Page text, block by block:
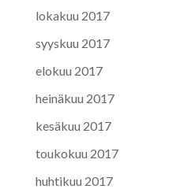
lokakuu 2017
syyskuu 2017
elokuu 2017
heinäkuu 2017
kesäkuu 2017
toukokuu 2017
huhtikuu 2017